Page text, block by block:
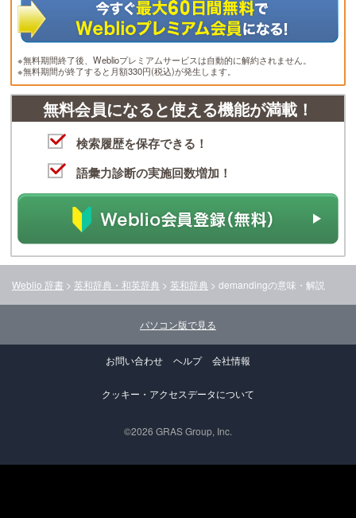
※無料期間終了後、Weblioプレミアムサービスは自動的に解約されません。
※無料期間が終了すると月額330円(税込)が発生します。
無料会員になると使える機能が満載！
検索履歴を保存できる！
語彙力診断の実施回数増加！
Weblio 辞書 > 英和辞典・和英辞典 > 英和辞典 > demandingの意味・解説
パソコン版で見る
お問い合わせ ヘルプ 会社情報
クッキー・アクセスデータについて
©2026 GRAS Group, Inc.